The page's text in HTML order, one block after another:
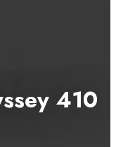
410